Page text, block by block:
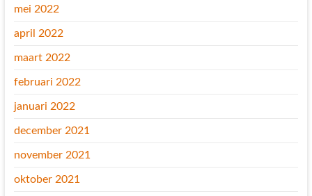
mei 2022
april 2022
maart 2022
februari 2022
januari 2022
december 2021
november 2021
oktober 2021